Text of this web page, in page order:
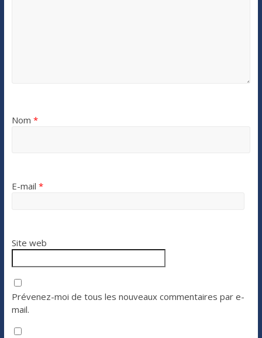
Nom *
E-mail *
Site web
Prévenez-moi de tous les nouveaux commentaires par e-
mail.